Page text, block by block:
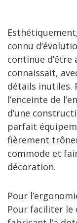
connu
continue d’être
connaissait,
détails inutiles.
l’enceinte de
d’une
parfait
fièrement
commode et
décoration.
Pour
Pour faciliter le